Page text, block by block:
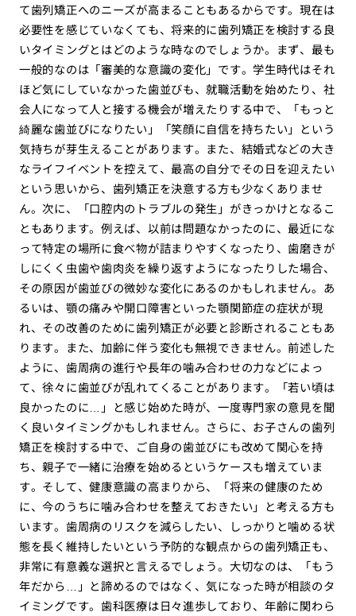
て歯列矯正へのニーズが高まることもあるからです。現在は
必要性を感じていなくても、将来的に歯列矯正を検討する良
いタイミングとはどのような時なのでしょうか。まず、最も
一般的なのは「審美的な意識の変化」です。学生時代はそれ
ほど気にしていなかった歯並びも、就職活動を始めたり、社
会人になって人と接する機会が増えたりする中で、「もっと
綺麗な歯並びになりたい」「笑顔に自信を持ちたい」という
気持ちが芽生えることがあります。また、結婚式などの大き
なライフイベントを控えて、最高の自分でその日を迎えたい
という思いから、歯列矯正を決意する方も少なくありませ
ん。次に、「口腔内のトラブルの発生」がきっかけとなるこ
ともあります。例えば、以前は問題なかったのに、最近にな
って特定の場所に食べ物が詰まりやすくなったり、歯磨きが
しにくく虫歯や歯肉炎を繰り返すようになったりした場合、
その原因が歯並びの微妙な変化にあるのかもしれません。あ
るいは、顎の痛みや開口障害といった顎関節症の症状が現
れ、その改善のために歯列矯正が必要と診断されることもあ
ります。また、加齢に伴う変化も無視できません。前述した
ように、歯周病の進行や長年の噛み合わせの力などによっ
て、徐々に歯並びが乱れてくることがあります。「若い頃は
良かったのに…」と感じ始めた時が、一度専門家の意見を聞
く良いタイミングかもしれません。さらに、お子さんの歯列
矯正を検討する中で、ご自身の歯並びにも改めて関心を持
ち、親子で一緒に治療を始めるというケースも増えていま
す。そして、健康意識の高まりから、「将来の健康のため
に、今のうちに噛み合わせを整えておきたい」と考える方も
います。歯周病のリスクを減らしたい、しっかりと噛める状
態を長く維持したいという予防的な観点からの歯列矯正も、
非常に有意義な選択と言えるでしょう。大切なのは、「もう
年だから…」と諦めるのではなく、気になった時が相談のタ
イミングです。歯科医療は日々進歩しており、年齢に関わら